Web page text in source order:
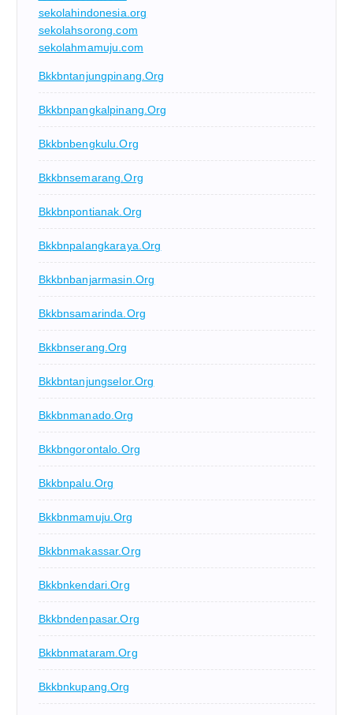
sekolahindonesia.org
sekolahsorong.com
sekolahmamuju.com
Bkkbntanjungpinang.org
Bkkbnpangkalpinang.org
Bkkbnbengkulu.org
Bkkbnsemarang.org
Bkkbnpontianak.org
Bkkbnpalangkaraya.org
Bkkbnbanjarmasin.org
Bkkbnsamarinda.org
Bkkbnserang.org
Bkkbntanjungselor.org
Bkkbnmanado.org
Bkkbngorontalo.org
Bkkbnpalu.org
Bkkbnmamuju.org
Bkkbnmakassar.org
Bkkbnkendari.org
Bkkbndenpasar.org
Bkkbnmataram.org
Bkkbnkupang.org